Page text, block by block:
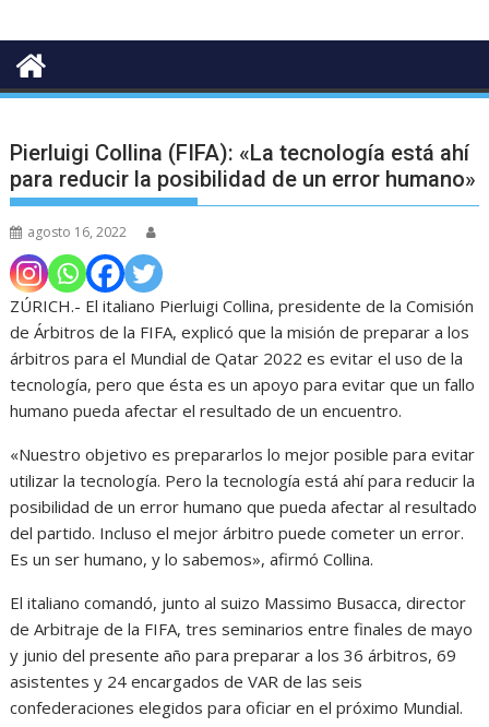
Pierluigi Collina (FIFA): «La tecnología está ahí
para reducir la posibilidad de un error humano»
agosto 16, 2022
ZÚRICH.- El italiano Pierluigi Collina, presidente de la Comisión
de Árbitros de la FIFA, explicó que la misión de preparar a los
árbitros para el Mundial de Qatar 2022 es evitar el uso de la
tecnología, pero que ésta es un apoyo para evitar que un fallo
humano pueda afectar el resultado de un encuentro.
«Nuestro objetivo es prepararlos lo mejor posible para evitar
utilizar la tecnología. Pero la tecnología está ahí para reducir la
posibilidad de un error humano que pueda afectar al resultado
del partido. Incluso el mejor árbitro puede cometer un error.
Es un ser humano, y lo sabemos», afirmó Collina.
El italiano comandó, junto al suizo Massimo Busacca, director
de Arbitraje de la FIFA, tres seminarios entre finales de mayo
y junio del presente año para preparar a los 36 árbitros, 69
asistentes y 24 encargados de VAR de las seis
confederaciones elegidos para oficiar en el próximo Mundial.